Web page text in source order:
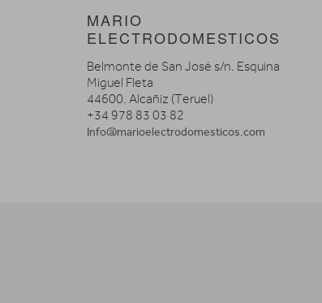
MARIO
ELECTRODOMESTICOS
Belmonte de San José s/n. Esquina
Miguel Fleta
44600. Alcañiz (Teruel)
+34 978 83 03 82
Info@marioelectrodomesticos.com